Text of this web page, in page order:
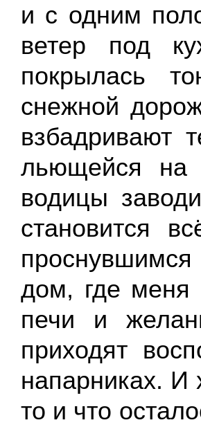
и с одним
ветер под
покрылась
снежной
взбадривают
льющейся на
водицы
становится
дом, где меня
печи и
приходят
напарниках. И
то и что